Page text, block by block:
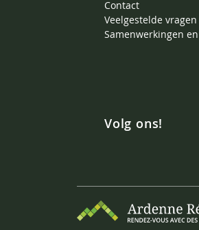
Contact
Veelgestelde vragen
Samenwerkingen
Volg ons!